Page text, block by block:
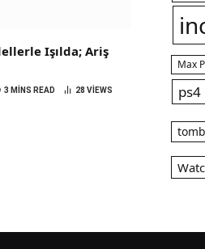
Işılda; Ariş
3 MINS READ 28 VIEWS
Max
ps4